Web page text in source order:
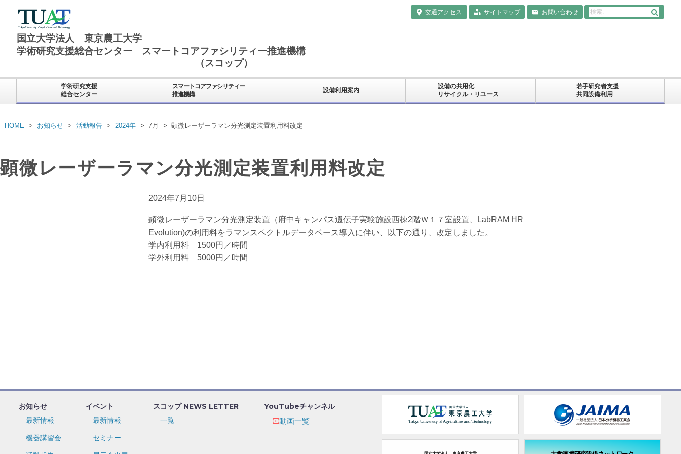
国立大学法人 東京農工大学
学術研究支援総合センター
スマートコアファシリティー推進機構
（スコップ）
交通アクセス サイトマップ お問い合わせ
学術研究支援
総合センター
スマートコアファシリティー
推進機構
設備利用案内
設備の共用化
リサイクル・リユース
若手研究者支援
共同設備利用
HOME お知らせ 活動報告 2024年 7月 顕微レーザーラマン分光測定装置利用料改定
顕微レーザーラマン分光測定装置利用料改定
2024年7月10日
顕微レーザーラマン分光測定装置（府中キャンパス遺伝子実験施設西棟2階Ｗ１７室設置、LabRAM HR
Evolution)の利用料をラマンスペクトルデータベース導入に伴い、以下の通り、改定しました。
学内利用料 1500円／時間
学外利用料 5000円／時間
お知らせ
最新情報
機器講習会
イベント
最新情報
セミナー
スコップ NEWS LETTER
一覧
YouTubeチャンネル
動画一覧